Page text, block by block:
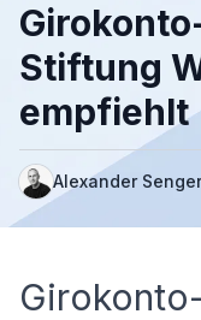
Stiftung
empfiehlt
Alexander Senger